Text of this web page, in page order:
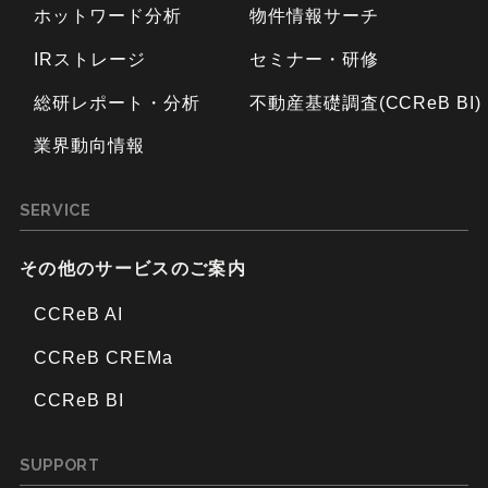
ホットワード分析
IRストレージ
総研レポート・分析
業界動向情報
物件情報サーチ
セミナー・研修
不動産基礎調査(CCReB BI)
SERVICE
その他のサービスのご案内
CCReB AI
CCReB CREMa
CCReB BI
SUPPORT